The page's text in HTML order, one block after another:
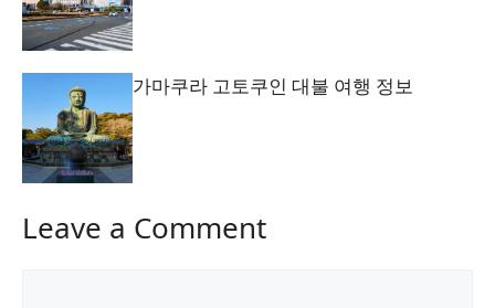
가마쿠라 고토쿠인 대불 여행 정보
Leave a Comment